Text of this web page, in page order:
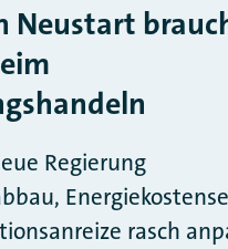
Neustart
Regierung
rasch